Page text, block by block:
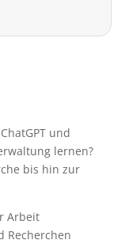
und
lernen?
bis hin zur
Arbeit
Recherchen